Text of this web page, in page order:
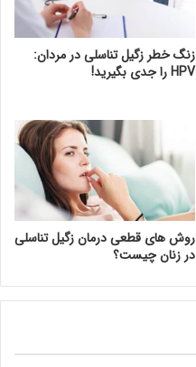
زنگ خطر زگیل تناسلی در مردان:
HPV را جدی بگیرید!
روش های قطعی درمان زگیل تناسلی
در زنان چیست؟